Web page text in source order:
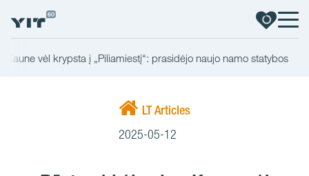
Kaune vėl krypsta į „Piliamiestį“: prasidėjo naujo namo statybos
LT Articles
2025-05-12